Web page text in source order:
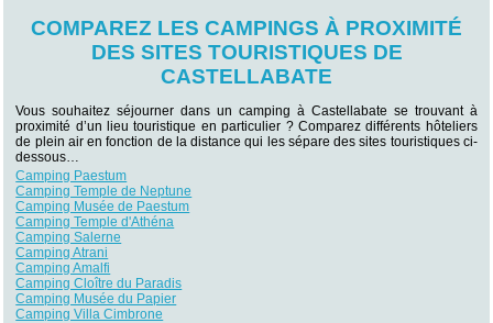
COMPAREZ LES CAMPINGS À PROXIMITÉ
DES SITES TOURISTIQUES DE
CASTELLABATE
Vous souhaitez séjourner dans un camping à Castellabate se trouvant à
proximité d’un lieu touristique en particulier ? Comparez différents hôteliers
de plein air en fonction de la distance qui les sépare des sites touristiques ci-
dessous…
Camping Paestum
Camping Temple de Neptune
Camping Musée de Paestum
Camping Temple d'Athéna
Camping Salerne
Camping Atrani
Camping Amalfi
Camping Cloître du Paradis
Camping Musée du Papier
Camping Villa Cimbrone